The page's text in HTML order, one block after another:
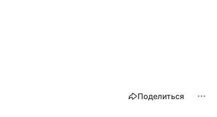
Поделиться